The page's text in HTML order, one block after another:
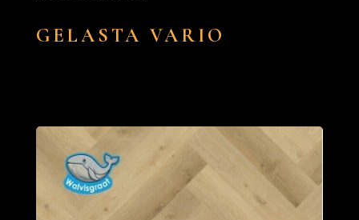
GELASTA VARIO